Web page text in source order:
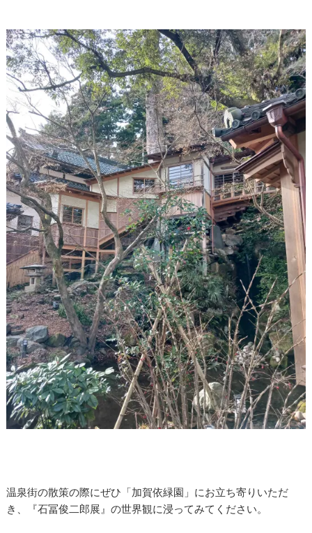
温泉街の散策の際にぜひ「加賀依緑園」にお立ち寄りいただ
き、『石冨俊二郎展』の世界観に浸ってみてください。